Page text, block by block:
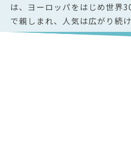
は、ヨーロッパをはじめ世界
で親しまれ、人気は広がり続け